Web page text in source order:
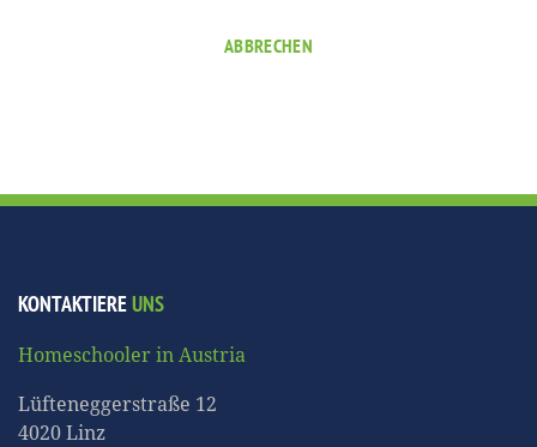
ABBRECHEN
KONTAKTIEREUNS
Homeschooler in Austria
Lüfteneggerstraße 12
4020 Linz